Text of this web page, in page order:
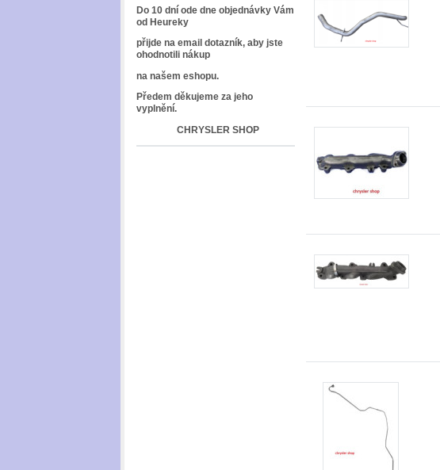
Do 10 dní ode dne objednávky Vám
od Heureky
přijde na email dotazník, aby jste
ohodnotili nákup
na našem eshopu.
Předem děkujeme za jeho
vyplnění.
CHRYSLER SHOP